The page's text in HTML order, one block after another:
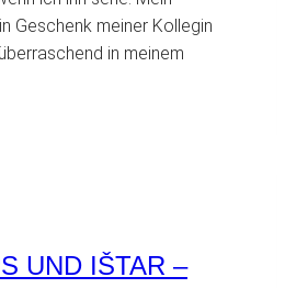
Geschenk meiner Kollegin
in meinem
UND IŠTAR –